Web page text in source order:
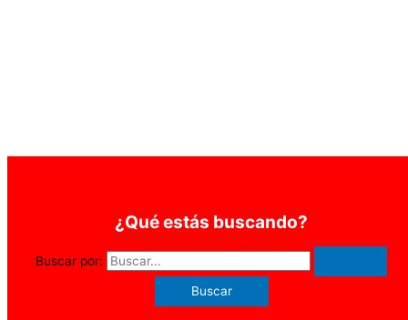
¿Qué estás buscando?
Buscar por: